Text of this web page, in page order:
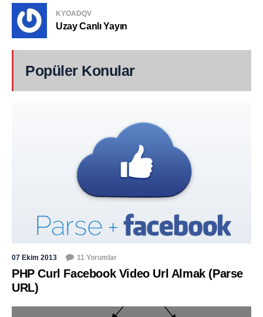
KYOADQV
Uzay Canlı Yayın
Popüler Konular
07 Ekim 2013 11 Yorumlar
PHP Curl Facebook Video Url Almak (Parse
URL)